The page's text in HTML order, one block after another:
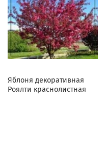
Яблоня декоративная
Роялти краснолистная